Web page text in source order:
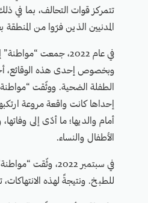
تتمركز قوات التحالف، بما في
المدنيين الذين فرّوا من المنطقة
في عام 2022، جمعت
أمام والديها؛ ما أدّى إلى
الأطفال والنساء.
في سبتمبر 2022،
للطبخ. ونتيجةً لهذه